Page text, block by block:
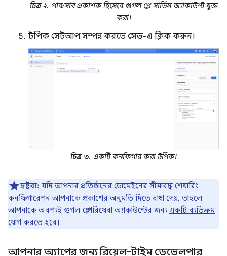
চিত্র ২. পাব/সাব প্রকাশক হিসেবে গুগল প্লে সার্ভিস অ্যাকাউন্ট যুক্ত
করা।
টপিক সেটআপ সম্পন্ন করতে সেভ-এ ক্লিক করুন।
চিত্র ৩. একটি কনফিগার করা টপিক।
দ্রষ্টব্য: যদি আপনার প্রতিষ্ঠানের ডোমেইনের সীমাবদ্ধ শেয়ারিং
কনফিগারেশন আপনাকে প্রকাশের অনুমতি দিতে বাধা দেয়, তাহলে
আপনাকে অবশ্যই গুগল প্লে পরিষেবা অ্যাকাউন্টের জন্য একটি ব্যতিক্রম
যোগ করতে হবে।
আপনার অ্যাপের জন্য রিয়েল-টাইম ডেভেলপার